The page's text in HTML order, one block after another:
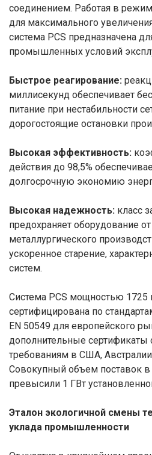
соединением. Работая в
для максимального
система PCS предназначена
промышленных условий
Быстрое реагирование:
миллисекунд обеспечивает
питание при нестабильности
дорогостоящие остановки
Высокая эффективность:
действия до 98,5%
долгосрочную экономию
Высокая надежность: класс
предохраняет оборудование
металлургического
ускоренное старение,
систем.
Система PCS мощностью 1725
сертифицирована по
EN 50549 для европейского
дополнительные сертификаты
требованиям в США,
Совокупный объем поставок
превысили 1 ГВт
Эталон экологичной смены
уклада промышленности